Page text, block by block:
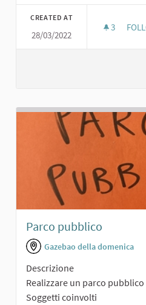
CREATED AT
28/03/2022
3 3
Parco pubblico
Gazebao della domenica
Descrizione
Realizzare un parco pubblico
Soggetti coinvolti